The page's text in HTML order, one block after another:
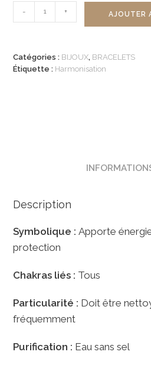
de
de
Roche
- + AJOUTER
Catégories : BIJOUX, BRACELETS
Étiquette : Harmonisation
Description
Symbolique :Apporte
protection
Chakras liés : Tous
Particularité : Doit être
fréquemment
Purification : Eau sans sel